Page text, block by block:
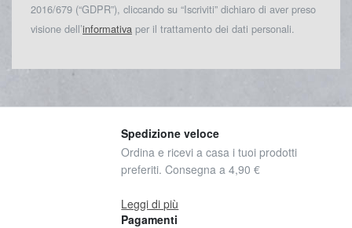
2016/679 (“GDPR”), cliccando su “Iscriviti” dichiaro di aver preso
visione dell’informativa per il trattamento dei dati personali.
Spedizione veloce
Ordina e ricevi a casa i tuoi prodotti
preferiti. Consegna a 4,90 €
Leggi di più
Pagamenti